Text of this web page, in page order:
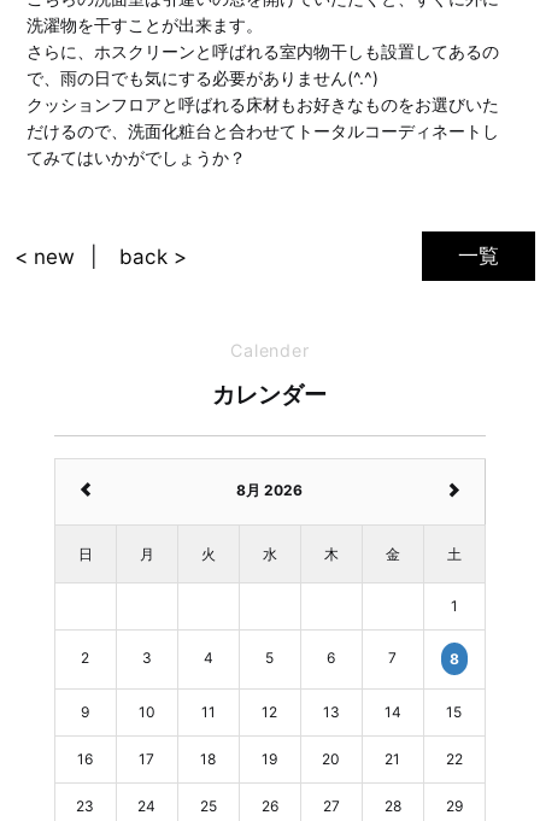
洗濯物を干すことが出来ます。
さらに、ホスクリーンと呼ばれる室内物干しも設置してあるの
で、雨の日でも気にする必要がありません(^.^)
クッションフロアと呼ばれる床材もお好きなものをお選びいた
だけるので、洗面化粧台と合わせてトータルコーディネートし
てみてはいかがでしょうか？
一覧
< new back >
Calender
カレンダー
8月 2026
日 月 火 水 木 金 土
1
2 3 4 5 6 7 8
9 10 11 12 13 14 15
16 17 18 19 20 21 22
23 24 25 26 27 28 29